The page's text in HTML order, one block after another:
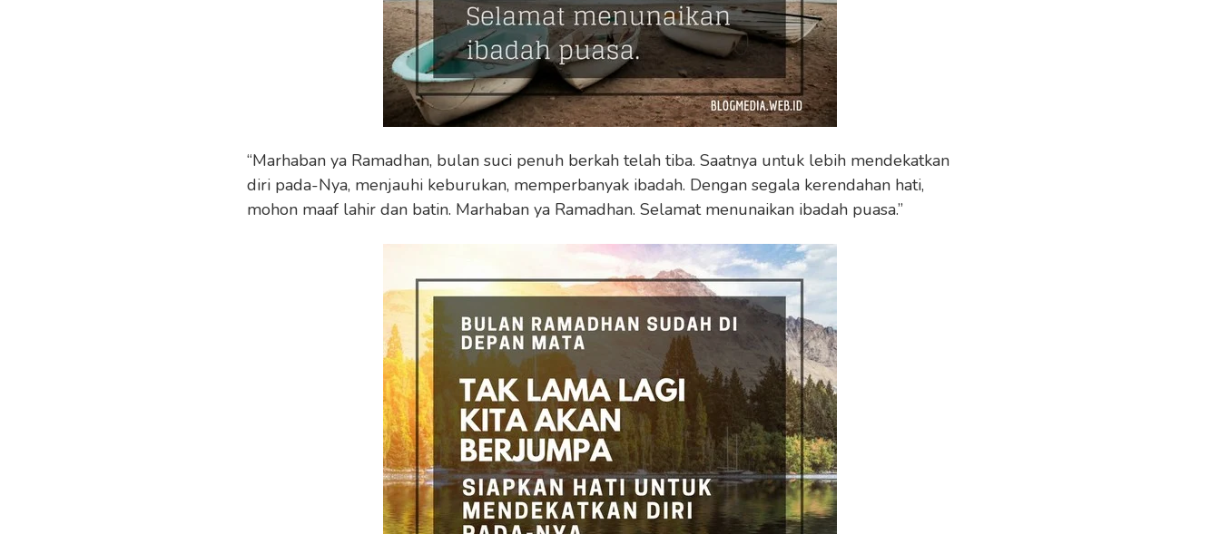
“Marhaban ya Ramadhan, bulan suci penuh berkah telah tiba. Saatnya untuk lebih mendekatkan
diri pada-Nya, menjauhi keburukan, memperbanyak ibadah. Dengan segala kerendahan hati,
mohon maaf lahir dan batin. Marhaban ya Ramadhan. Selamat menunaikan ibadah puasa.”